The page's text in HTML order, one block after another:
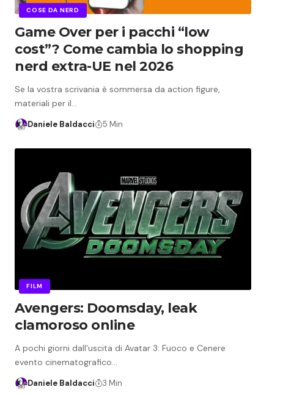
COSE DA NERD
Game Over per i pacchi “low
cost”? Come cambia lo shopping
nerd extra-UE nel 2026
​Se la vostra scrivania è sommersa da action figure,
materiali per il…
Daniele Baldacci 5 Min
FILM
Avengers: Doomsday, leak
clamoroso online
A pochi giorni dall'uscita di Avatar 3: Fuoco e Cenere
evento cinematografico…
Daniele Baldacci 3 Min